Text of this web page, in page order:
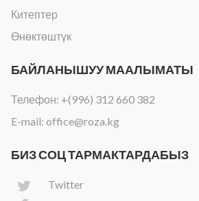
Китептер
Өнөктөштүк
БАЙЛАНЫШУУ МААЛЫМАТЫ
Телефон: +(996) 312 660 382
E-mail: office@roza.kg
БИЗ СОЦ ТАРМАКТАРДАБЫЗ
Twitter